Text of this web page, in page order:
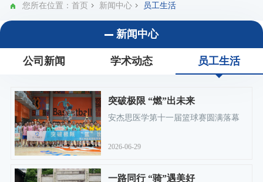
您所在位置： 首页 新闻中心 员工生活
新闻中心
公司新闻 学术动态 员工生活
突破极限 “燃”出未来
安杰思医学第十一届篮球赛圆满落幕
2026-06-29
一路同行 “骑”遇美好